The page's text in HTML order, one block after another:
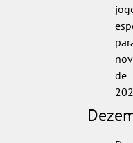
de